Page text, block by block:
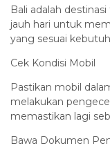
Bali adalah
jauh hari untuk
yang sesuai
Cek Kondisi Mobil
Pastikan mobil
melakukan
memastikan lagi
Bawa Dokumen